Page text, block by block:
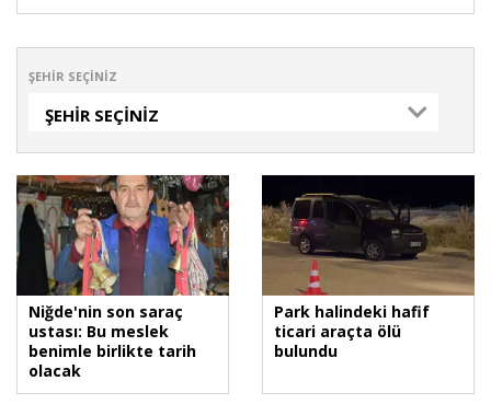
ŞEHIR SEÇINIZ
ŞEHIR SEÇINIZ
Niğde'nin son saraç
ustası: Bu meslek
benimle birlikte tarih
olacak
Park halindeki hafif
ticari araçta ölü
bulundu